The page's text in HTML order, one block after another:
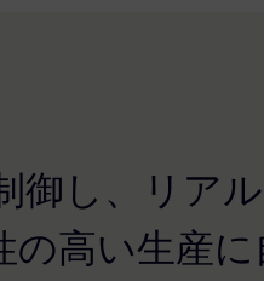
御し、リア
の高い生産